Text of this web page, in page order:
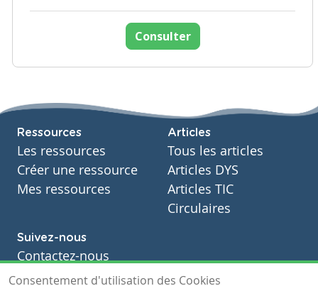
Consulter
Ressources
Les ressources
Créer une ressource
Mes ressources
Articles
Tous les articles
Articles DYS
Articles TIC
Circulaires
Suivez-nous
Contactez-nous
Soutien scolaire
Consentement d'utilisation des Cookies